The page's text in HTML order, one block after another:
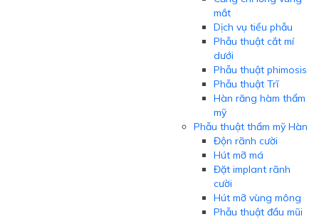
mắt
Dịch vụ tiểu phẫu
Phẫu thuật cắt mí
dưới
Phẫu thuật phimosis
Phẫu thuật Trĩ
Hàn răng hàm thẩm
mỹ
Phẫu thuật thẩm mỹ Hàn
Độn rãnh cười
Hút mỡ má
Đặt implant rãnh
cười
Hút mỡ vùng mông
Phẫu thuật đầu mũi